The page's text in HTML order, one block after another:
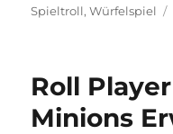
Spieltroll,Würfelspiel
Roll
Minions